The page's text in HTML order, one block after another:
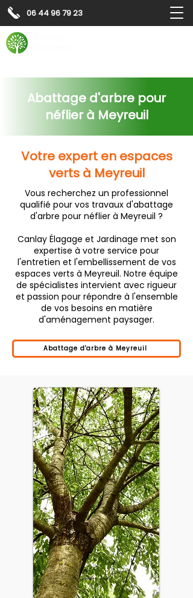
06 44 96 79 23
Abattage d'arbre pour
néflier à Meyreuil
Votre expert en espaces
verts à Meyreuil
Vous recherchez un professionnel
qualifié pour vos travaux d'abattage
d'arbre pour néflier à Meyreuil ?
Canlay Élagage et Jardinage met son
expertise à votre service pour
l'entretien et l'embellissement de vos
espaces verts à Meyreuil. Notre équipe
de spécialistes intervient avec rigueur
et passion pour répondre à l'ensemble
de vos besoins en matière
d'aménagement paysager.
Abattage d'arbre à Meyreuil